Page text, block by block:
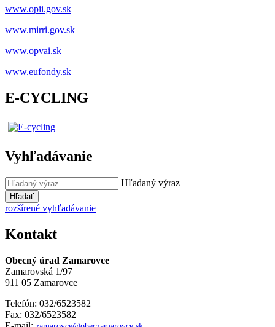
www.opii.gov.sk
www.mirri.gov.sk
www.opvai.sk
www.eufondy.sk
E-CYCLING
Vyhľadávanie
Hľadaný výraz
Hľadať
rozšírené vyhľadávanie
Kontakt
Obecný úrad Zamarovce
Zamarovská 1/97
911 05 Zamarovce
Telefón: 032/6523582
Fax: 032/6523582